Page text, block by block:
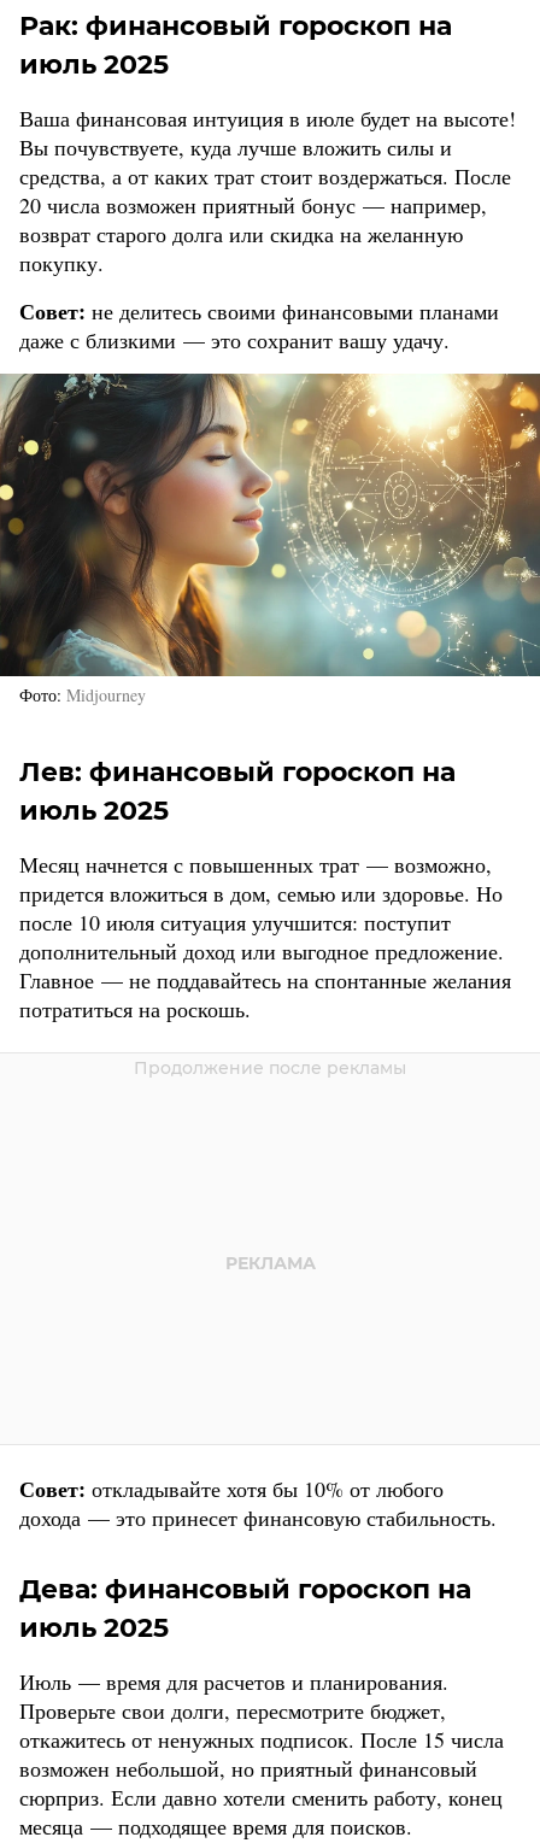
Рак: финансовый гороскоп на
июль 2025
Ваша финансовая интуиция в июле будет на высоте!
Вы почувствуете, куда лучше вложить силы и
средства, а от каких трат стоит воздержаться. После
20 числа возможен приятный бонус — например,
возврат старого долга или скидка на желанную
покупку.
Совет: не делитесь своими финансовыми планами
даже с близкими — это сохранит вашу удачу.
Фото Midjourney
Лев: финансовый гороскоп на
июль 2025
Месяц начнется с повышенных трат — возможно,
придется вложиться в дом, семью или здоровье. Но
после 10 июля ситуация улучшится: поступит
дополнительный доход или выгодное предложение.
Главное — не поддавайтесь на спонтанные желания
потратиться на роскошь.
Совет: откладывайте хотя бы 10% от любого
дохода — это принесет финансовую стабильность.
Дева: финансовый гороскоп на
июль 2025
Июль — время для расчетов и планирования.
Проверьте свои долги, пересмотрите бюджет,
откажитесь от ненужных подписок. После 15 числа
возможен небольшой, но приятный финансовый
сюрприз. Если давно хотели сменить работу, конец
месяца — подходящее время для поисков.